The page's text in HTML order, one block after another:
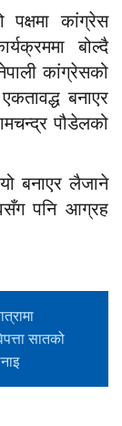
पक्षमा कांग्रेस
बोल्दै
कांग्रेसको
बनाएर
पौडेलको
बनाएर लैजाने
पनि आग्रह
सातको